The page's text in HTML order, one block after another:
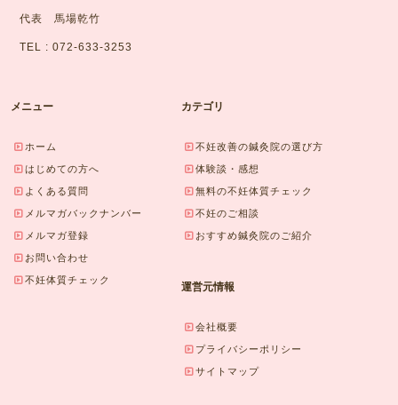
代表 馬場乾竹
TEL : 072-633-3253
メニュー
ホーム
はじめての方へ
よくある質問
メルマガバックナンバー
メルマガ登録
お問い合わせ
不妊体質チェック
カテゴリ
不妊改善の鍼灸院の選び方
体験談・感想
無料の不妊体質チェック
不妊のご相談
おすすめ鍼灸院のご紹介
運営元情報
会社概要
プライバシーポリシー
サイトマップ